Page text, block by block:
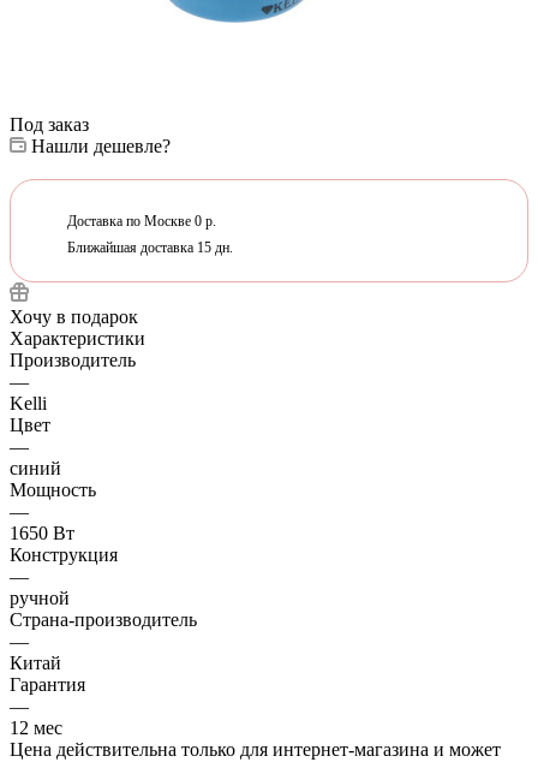
Под заказ
Нашли дешевле?
Доставка по Москве 0 р.
Ближайшая доставка 15 дн.
Хочу в подарок
Характеристики
Производитель
—
Kelli
Цвет
—
синий
Мощность
—
1650 Вт
Конструкция
—
ручной
Страна-производитель
—
Китай
Гарантия
—
12 мес
Цена действительна только для интернет-магазина и может